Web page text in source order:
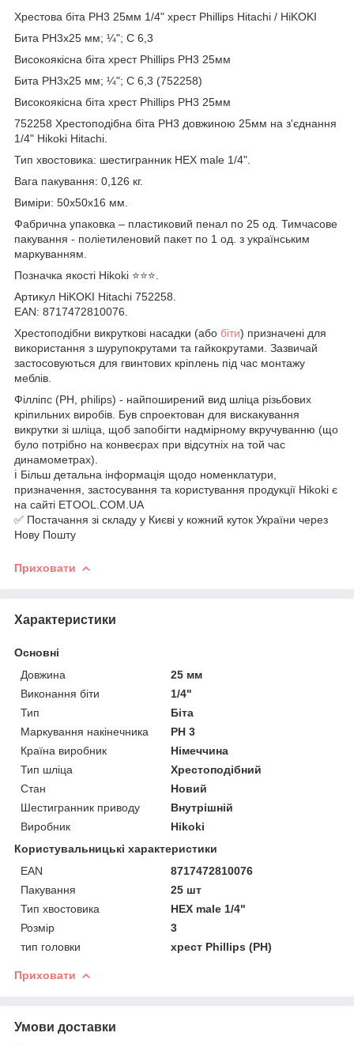
Хрестова біта PH3 25мм 1/4" хрест Phillips Hitachi / HiKOKI
Бита PH3х25 мм; ¼"; С 6,3
Високоякісна біта хрест Phillips PH3 25мм
Бита PH3х25 мм; ¼"; С 6,3 (752258)
Високоякісна біта хрест Phillips PH3 25мм
752258 Хрестоподібна біта PН3 довжиною 25мм на з'єднання
1/4" Hikoki Hitachi.
Тип хвостовика: шестигранник HEX male 1/4".
Вага пакування: 0,126 кг.
Виміри: 50x50x16 мм.
Фабрична упаковка – пластиковий пенал по 25 од. Тимчасове
пакування - поліетиленовий пакет по 1 од. з українським
маркуванням.
Позначка якості Hikoki ⭐️⭐️⭐️.
Артикул HiKOKI Hitachi 752258.
EAN: 8717472810076.
Хрестоподібни викруткові насадки (або біти) призначені для
використання з шурупокрутами та гайкокрутами. Зазвичай
застосовуються для гвинтових кріплень під час монтажу
меблів.
Філліпс (PH, philips) - найпоширений вид шліца різьбових
кріпильних виробів. Був спроектован для вискакування
викрутки зі шліца, щоб запобігти надмірному вкручуванню (що
було потрібно на конвеєрах при відсутніх на той час
динамометрах).
ℹ️ Більш детальна інформація щодо номенклатури,
призначення, застосування та користування продукції Hikoki є
на сайті ETOOL.COM.UA
✅ Постачання зі складу у Києві у кожний куток України через
Нову Пошту
Приховати
Характеристики
Основні
Довжина
25 мм
Виконання біти
1/4"
Тип
Біта
Маркування накінечника
PH 3
Країна виробник
Німеччина
Тип шліца
Хрестоподібний
Стан
Новий
Шестигранник приводу
Внутрішній
Виробник
Hikoki
Користувальницькі характеристики
EAN
8717472810076
Пакування
25 шт
Тип хвостовика
HEX male 1/4"
Розмір
3
тип головки
хрест Phillips (PH)
Приховати
Умови доставки